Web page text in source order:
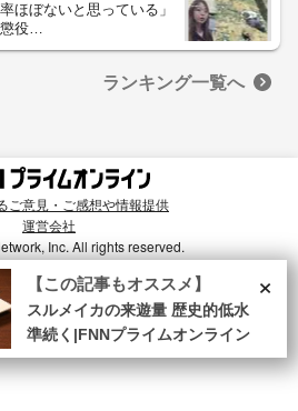
ほぼないと思っている」
懲役…
ランキング一覧へ
ご意見・ご感想や情報提供
運営会社
Inc. All rights reserved.
興味・関⼼に合致したコンテンツや広告配信を提供する
詳細は、プライバシーポリシーをご確認ください。×
【この記事もオススメ】
スルメイカの来遊量 歴史的低水
準続く|FNNプライムオンライン